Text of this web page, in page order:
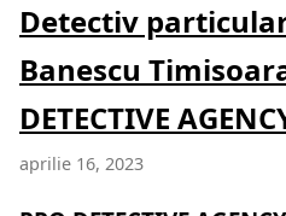
Detectiv
Banescu
DETECTIVE
aprilie 16, 2023